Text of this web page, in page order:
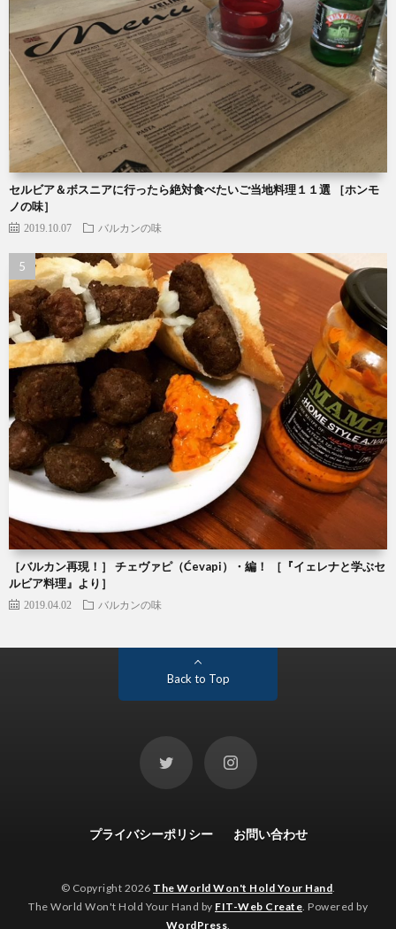
セルビア＆ボスニアに行ったら絶対食べたいご当地料理１１選 ［ホンモ
ノの味］
2019.10.07 バルカンの味
［バルカン再現！］ チェヴァピ（Ćevapi）・編！ ［『イェレナと学ぶセ
ルビア料理』より］
2019.04.02 バルカンの味
Back to Top
プライバシーポリシー お問い合わせ
© Copyright 2026 The World Won't Hold Your Hand
The World Won't Hold Your Hand by FIT-Web Create . Powered by
WordPress